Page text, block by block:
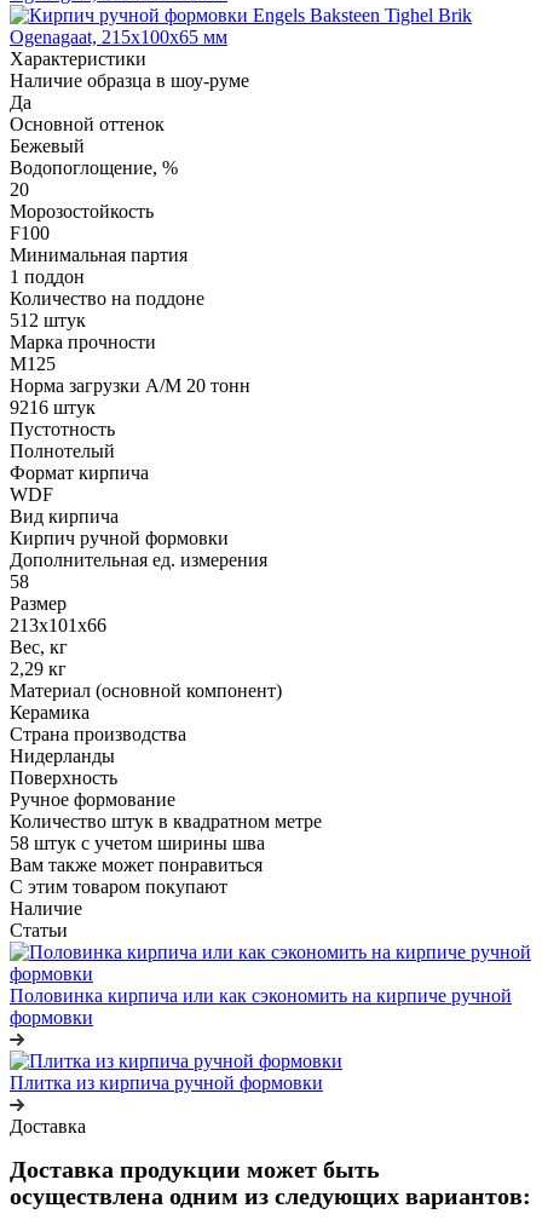
Характеристики
Наличие образца в шоу-руме
Да
Основной оттенок
Бежевый
Водопоглощение, %
20
Морозостойкость
F100
Минимальная партия
1 поддон
Количество на поддоне
512 штук
Марка прочности
M125
Норма загрузки А/М 20 тонн
9216 штук
Пустотность
Полнотелый
Формат кирпича
WDF
Вид кирпича
Кирпич ручной формовки
Дополнительная ед. измерения
58
Размер
213х101х66
Вес, кг
2,29 кг
Материал (основной компонент)
Керамика
Страна производства
Нидерланды
Поверхность
Ручное формование
Количество штук в квадратном метре
58 штук с учетом ширины шва
Вам также может понравиться
С этим товаром покупают
Наличие
Статьи
Половинка кирпича или как сэкономить на кирпиче ручной
формовки
Плитка из кирпича ручной формовки
Доставка
Доставка продукции может быть
осуществлена одним из следующих вариантов: